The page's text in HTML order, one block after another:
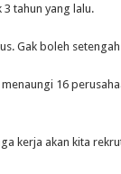
tahun yang lalu.
Gak boleh
menaungi 16
kerja akan kita